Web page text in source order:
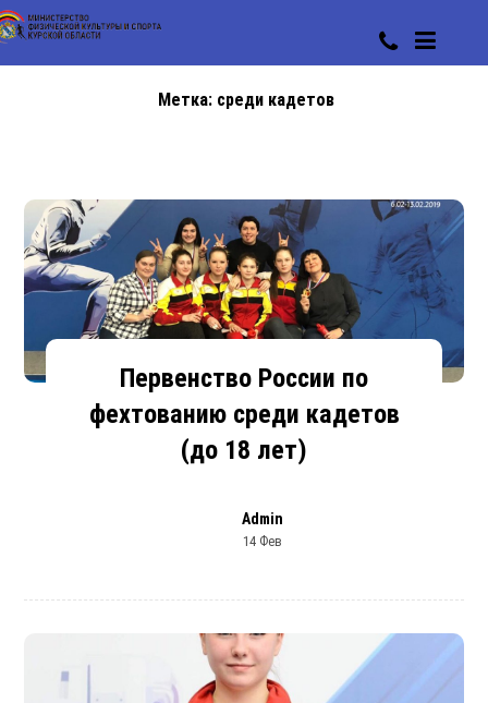
Метка: среди кадетов
Первенство России по
фехтованию среди кадетов
(до 18 лет)
Admin
14 Фев